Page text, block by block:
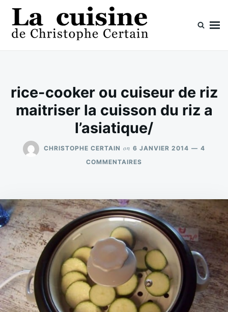
Skip
content
Search
for:
rice-cooker ou cuiseur de riz
maitriser la cuisson du riz a
l’asiatique/
CHRISTOPHE CERTAIN on 6 JANVIER 2014
4
COMMENTAIRES
CUISEUR
DE
RIZ
MAITRISER
LA
CUISSON
DU
RIZ
A
L’ASIATIQUE/